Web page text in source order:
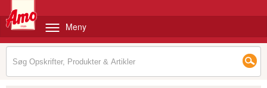
Meny